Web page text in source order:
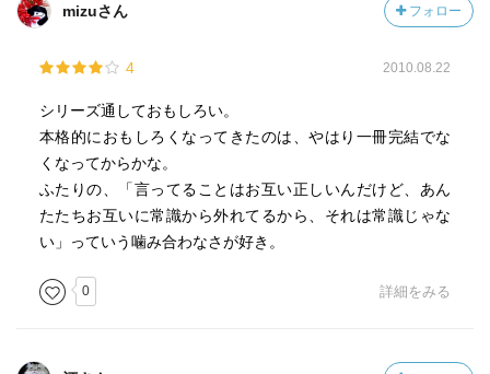
mizuさん フォロー
4 2010.08.22
シリーズ通しておもしろい。
本格的におもしろくなってきたのは、やはり一冊完結でな
くなってからかな。
ふたりの、「言ってることはお互い正しいんだけど、あん
たたちお互いに常識から外れてるから、それは常識じゃな
い」っていう噛み合わなさが好き。
0 詳細をみる